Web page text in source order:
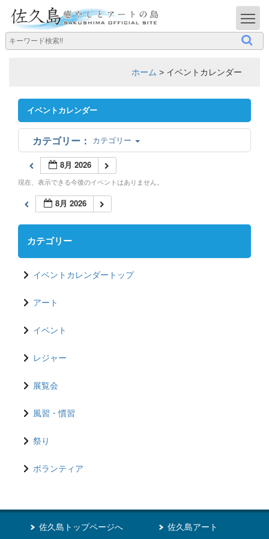
ホーム > イベントカレンダー
イベントカレンダー
カテゴリー
8月 2026
現在、表示できる今後のイベントはありません。
8月 2026
カテゴリー
イベントカレンダートップ
アート
イベント
レジャー
展覧会
風習・慣習
祭り
ボランティア
佐久島トップページへ 佐久島アート